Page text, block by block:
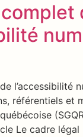
l’accessibilité
référentiels et
Le cadre